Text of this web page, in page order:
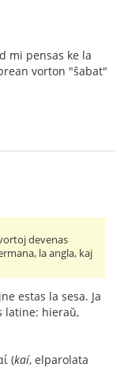
mi pensas ke la
vorton "ŝabat"
devenas
la angla, kaj
estas la sesa. Ja
latine: hieraŭ,
(kaí, elparolata